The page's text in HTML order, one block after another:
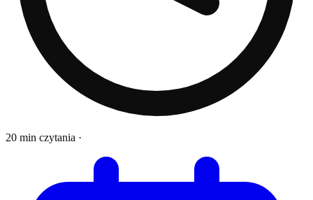
20 min czytania ·